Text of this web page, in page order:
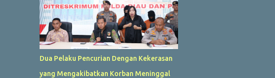
Dua Pelaku Pencurian Dengan Kekerasan
yang Mengakibatkan Korban Meninggal